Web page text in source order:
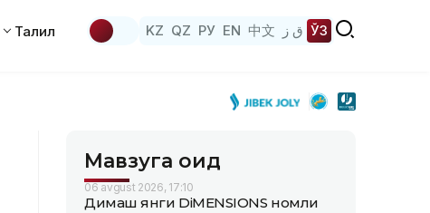
Таҳлил KZ QZ РУ EN 中文 ق ز ЎЗ
Мавзуга оид
06 avgust 2026, 17:10
Димаш янги DiMENSIONS номли